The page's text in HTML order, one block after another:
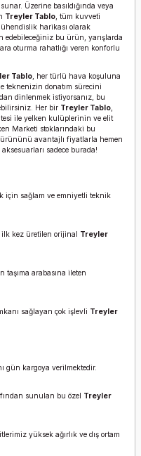
Üzerine basıldığında veya
Treyler Tablo , tüm kuvveti
harikası olarak
edebileceğiniz bu ürün, yarışlarda
oturma rahatlığı veren konforlu
Tablo , her türlü hava koşuluna
teknenizin donatım sürecini
dinlenmek istiyorsanız, bu
Her bir Treyler Tablo
ile yelken kulüplerinin ve elit
Marketi stoklarındaki bu
ürününü avantajlı fiyatlarla hemen
sadece burada!
için sağlam ve emniyetli teknik
kez üretilen orijinal Treyler
taşıma arabasına ileten
sağlayan çok işlevli Treyler
gün kargoya verilmektedir.
sunulan bu özel Treyler
yüksek ağırlık ve dış ortam